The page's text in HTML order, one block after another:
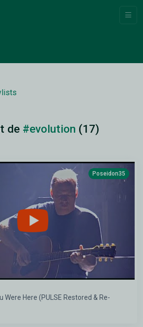
de #evolution (17)
Poseidon35
Were Here (PULSE Restored & Re-